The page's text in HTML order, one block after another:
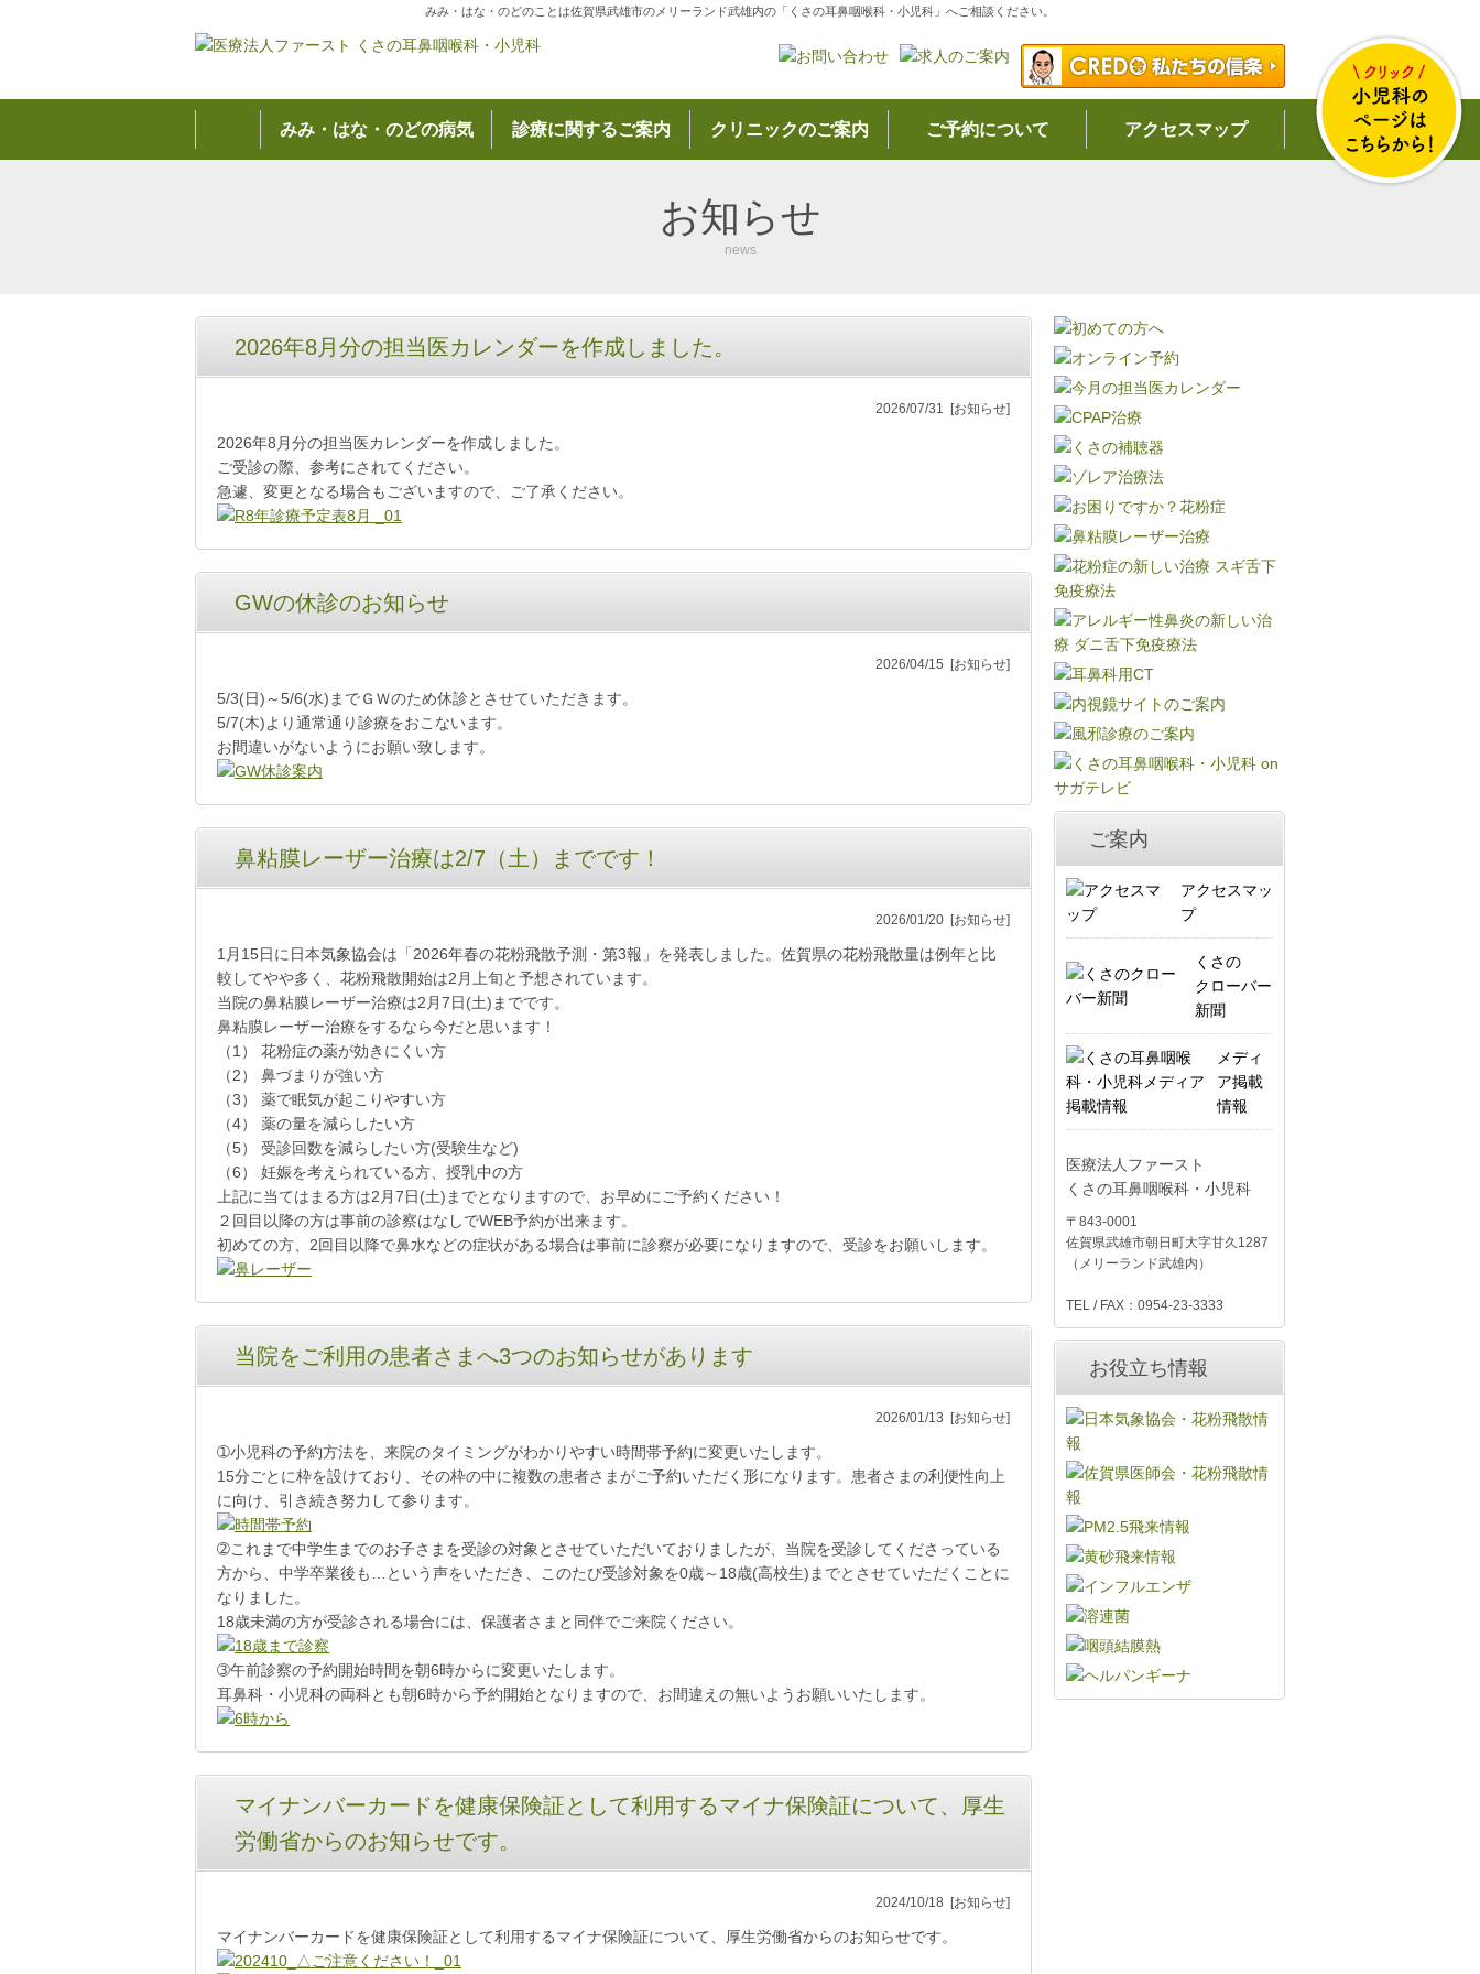
みみ・はな・のどのことは佐賀県武雄市のメリーランド武雄内の「くさの耳鼻咽喉科・小児科」へご相談ください。
みみ・はな・のどの病気 診療に関するご案内 クリニックのご案内 ご予約について アクセスマップ
お知らせ
news
2026年8月分の担当医カレンダーを作成しました。
2026/07/31 [お知らせ]
2026年8月分の担当医カレンダーを作成しました。
ご受診の際、参考にされてください。
急遽、変更となる場合もございますので、ご了承ください。
GWの休診のお知らせ
2026/04/15 [お知らせ]
5/3(日)～5/6(水)までＧＷのため休診とさせていただきます。
5/7(木)より通常通り診療をおこないます。
お間違いがないようにお願い致します。
鼻粘膜レーザー治療は2/7（土）までです！
2026/01/20 [お知らせ]
1月15日に日本気象協会は「2026年春の花粉飛散予測・第3報」を発表しました。佐賀県の花粉飛散量は例年と比
較してやや多く、花粉飛散開始は2月上旬と予想されています。
当院の鼻粘膜レーザー治療は2月7日(土)までです。
鼻粘膜レーザー治療をするなら今だと思います！
（1） 花粉症の薬が効きにくい方
（2） 鼻づまりが強い方
（3） 薬で眠気が起こりやすい方
（4） 薬の量を減らしたい方
（5） 受診回数を減らしたい方(受験生など)
（6） 妊娠を考えられている方、授乳中の方
上記に当てはまる方は2月7日(土)までとなりますので、お早めにご予約ください！
２回目以降の方は事前の診察はなしでWEB予約が出来ます。
初めての方、2回目以降で鼻水などの症状がある場合は事前に診察が必要になりますので、受診をお願いします。
当院をご利用の患者さまへ3つのお知らせがあります
2026/01/13 [お知らせ]
➀小児科の予約方法を、来院のタイミングがわかりやすい時間帯予約に変更いたします。
15分ごとに枠を設けており、その枠の中に複数の患者さまがご予約いただく形になります。患者さまの利便性向上
に向け、引き続き努力して参ります。
➁これまで中学生までのお子さまを受診の対象とさせていただいておりましたが、当院を受診してくださっている
方から、中学卒業後も…という声をいただき、このたび受診対象を0歳～18歳(高校生)までとさせていただくことに
なりました。
18歳未満の方が受診される場合には、保護者さまと同伴でご来院ください。
➂午前診察の予約開始時間を朝6時からに変更いたします。
耳鼻科・小児科の両科とも朝6時から予約開始となりますので、お間違えの無いようお願いいたします。
マイナンバーカードを健康保険証として利用するマイナ保険証について、厚生
労働省からのお知らせです。
2024/10/18 [お知らせ]
マイナンバーカードを健康保険証として利用するマイナ保険証について、厚生労働省からのお知らせです。
ご案内
アクセスマッ
プ
くさの
クローバー
新聞
メディ
ア掲載
情報
医療法人ファースト
くさの耳鼻咽喉科・小児科
〒843-0001
佐賀県武雄市朝日町大字甘久1287
（メリーランド武雄内）
TEL / FAX：0954-23-3333
お役立ち情報